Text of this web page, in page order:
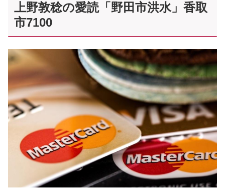
上野敦稔の愛読「野田市洪水」香取
市7100